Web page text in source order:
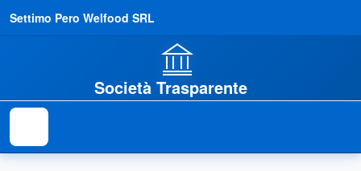
Settimo Pero Welfood SRL
Società Trasparente